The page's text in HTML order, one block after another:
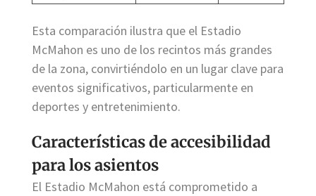
Esta comparación ilustra que el Estadio
McMahon es uno de los recintos más grandes
de la zona, convirtiéndolo en un lugar clave para
eventos significativos, particularmente en
deportes y entretenimiento.
Características de accesibilidad
para los asientos
El Estadio McMahon está comprometido a